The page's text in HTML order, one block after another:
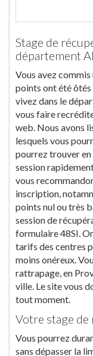
Stage de
département
Vous avez
points ont été ôtés
vivez dans le
vous faire
web. Nous avons
lesquels vous
pourrez trouver en
session
vous
inscription,
points nul ou très
session de
formulaire 48SI.
tarifs des centres
moins onéreux.
rattrapage, en
ville. Le site vous
tout moment.
Votre stage
Vous pourrez
sans dépasser la